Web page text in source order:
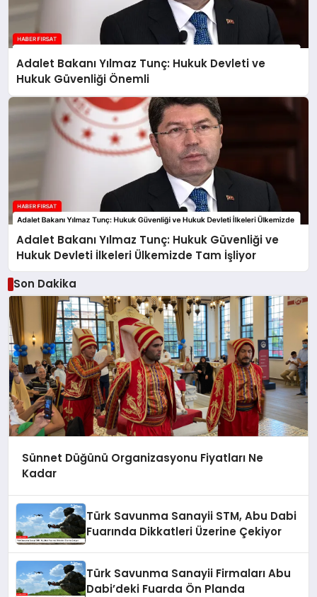
Adalet Bakanı Yılmaz Tunç: Hukuk Devleti ve
Hukuk Güvenliği Önemli
Adalet Bakanı Yılmaz Tunç: Hukuk Güvenliği ve
Hukuk Devleti İlkeleri Ülkemizde Tam İşliyor
Son Dakika
Sünnet Düğünü Organizasyonu Fiyatları Ne
Kadar
Türk Savunma Sanayii STM, Abu Dabi
Fuarında Dikkatleri Üzerine Çekiyor
Türk Savunma Sanayii Firmaları Abu
Dabi’deki Fuarda Ön Planda